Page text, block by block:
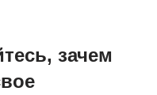
зачем